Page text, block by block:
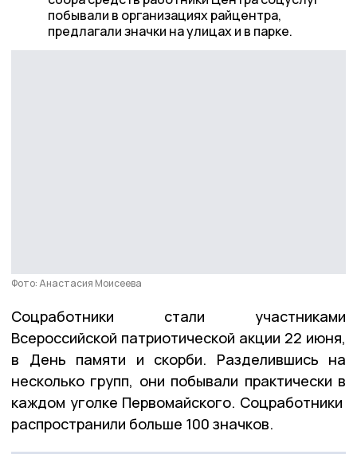
побывали в организациях райцентра,
предлагали значки на улицах и в парке.
Фото: Анастасия Моисеева
Соцработники стали участниками
Всероссийской патриотической акции 22 июня,
в День памяти и скорби. Разделившись на
несколько групп, они побывали практически в
каждом уголке Первомайского. Соцработники
распространили больше 100 значков.